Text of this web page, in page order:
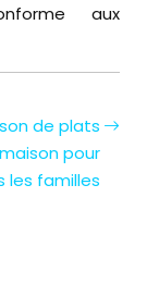
aux
de plats
pour
les familles